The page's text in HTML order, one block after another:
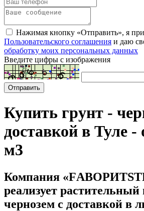
Нажимая кнопку «Отправить», я
Пользовательского соглашения и даю
обработку моих персональных данных
Введите цифры с изображения
Купить грунт -
доставкой в Туле -
м3
Компания
реализует растительный
чернозем с доставкой в